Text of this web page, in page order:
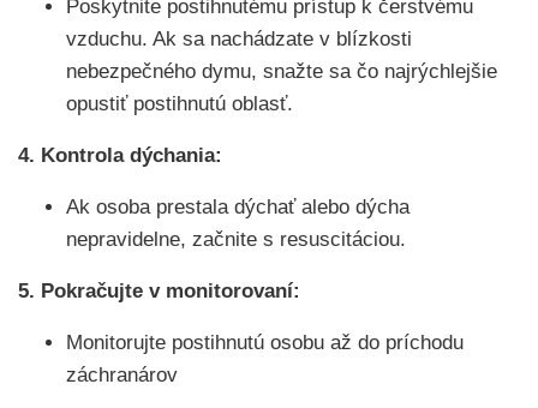
Poskytnite postihnutému prístup k čerstvému
vzduchu. Ak sa nachádzate v blízkosti
nebezpečného dymu, snažte sa čo najrýchlejšie
opustiť postihnutú oblasť.
4. Kontrola dýchania:
Ak osoba prestala dýchať alebo dýcha
nepravidelne, začnite s resuscitáciou.
5. Pokračujte v monitorovaní:
Monitorujte postihnutú osobu až do príchodu
záchranárov